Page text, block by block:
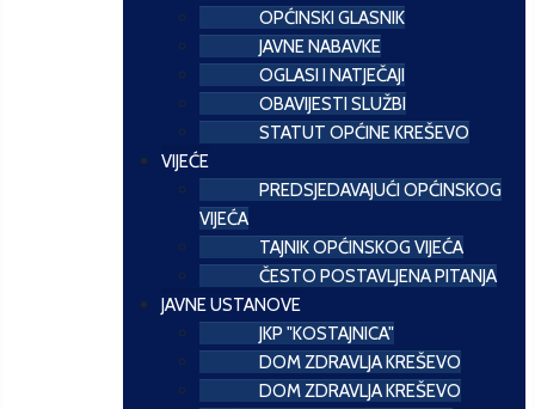
OPĆINSKI GLASNIK
JAVNE NABAVKE
OGLASI I NATJEČAJI
OBAVIJESTI SLUŽBI
STATUT OPĆINE KREŠEVO
VIJEĆE
PREDSJEDAVAJUĆI OPĆINSKOG
VIJEĆA
TAJNIK OPĆINSKOG VIJEĆA
ČESTO POSTAVLJENA PITANJA
JAVNE USTANOVE
JKP "KOSTAJNICA"
DOM ZDRAVLJA KREŠEVO
DOM ZDRAVLJA KREŠEVO